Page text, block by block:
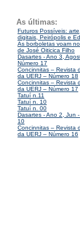
As últimas:
Futuros Possíveis:
digitais, Peirópolis e
As borboletas voam
de José Oiticica Filho
Dasartes - Ano 3,
Número 17
Concinnitas – Revista
da UERJ – Número 18
Concinnitas – Revista
da UERJ – Número 17
Tatuí n.11
Tatuí n. 10
Tatuí n. 00
Dasartes - Ano 2, Jun
10
Concinnitas – Revista
da UERJ – Número 16